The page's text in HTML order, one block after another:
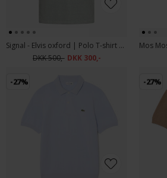
Signal - Elvis oxford | Polo T-shirt Oil Green
DKK 500,- DKK 300,-
-27% -27%